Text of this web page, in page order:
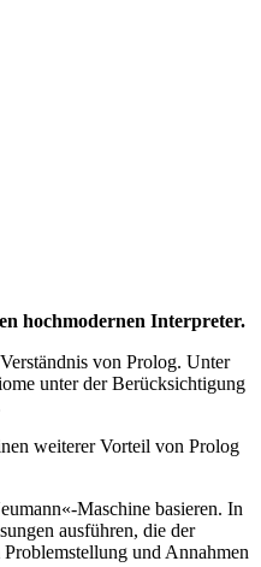
hochmodernen Interpreter.
von Prolog. Unter
unter der Berücksichtigung
weiterer Vorteil von Prolog
Maschine basieren. In
ausführen, die der
und Annahmen